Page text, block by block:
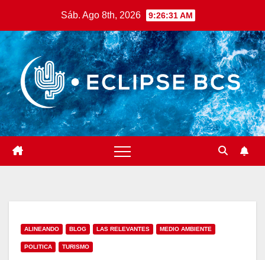
contenido
Sáb. Ago 8th, 2026 9:26:32 AM
ALINEANDO BLOG LAS RELEVANTES MEDIO AMBIENTE
POLITICA TURISMO